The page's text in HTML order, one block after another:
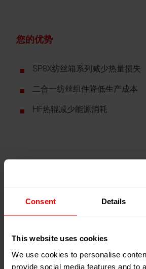
Consent Details
This website uses cookies
We use cookies to personalise
provide social media features and to
您的优势
SP8X纺丝箱系列减少热量损失
二合一纺丝组件降低生产成本
HF热辊减少能源消耗